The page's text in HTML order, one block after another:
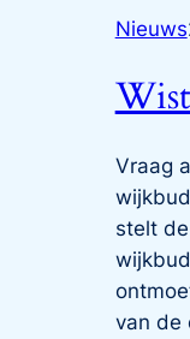
Nieuws
Vraag
stelt
van de